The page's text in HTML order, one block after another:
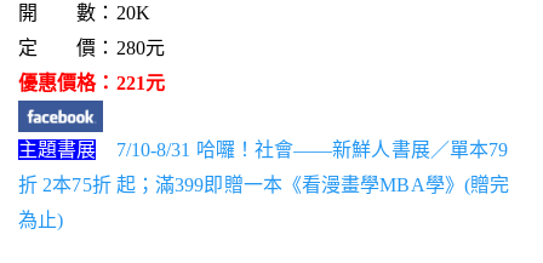
開 數：20K
定 價：280元
優惠價格：221元
主題書展
7/10-8/31 哈囉！社會——新鮮人書展／單本79
折 2本75折 起；滿399即贈一本《看漫畫學MBA學》(贈完
為止)